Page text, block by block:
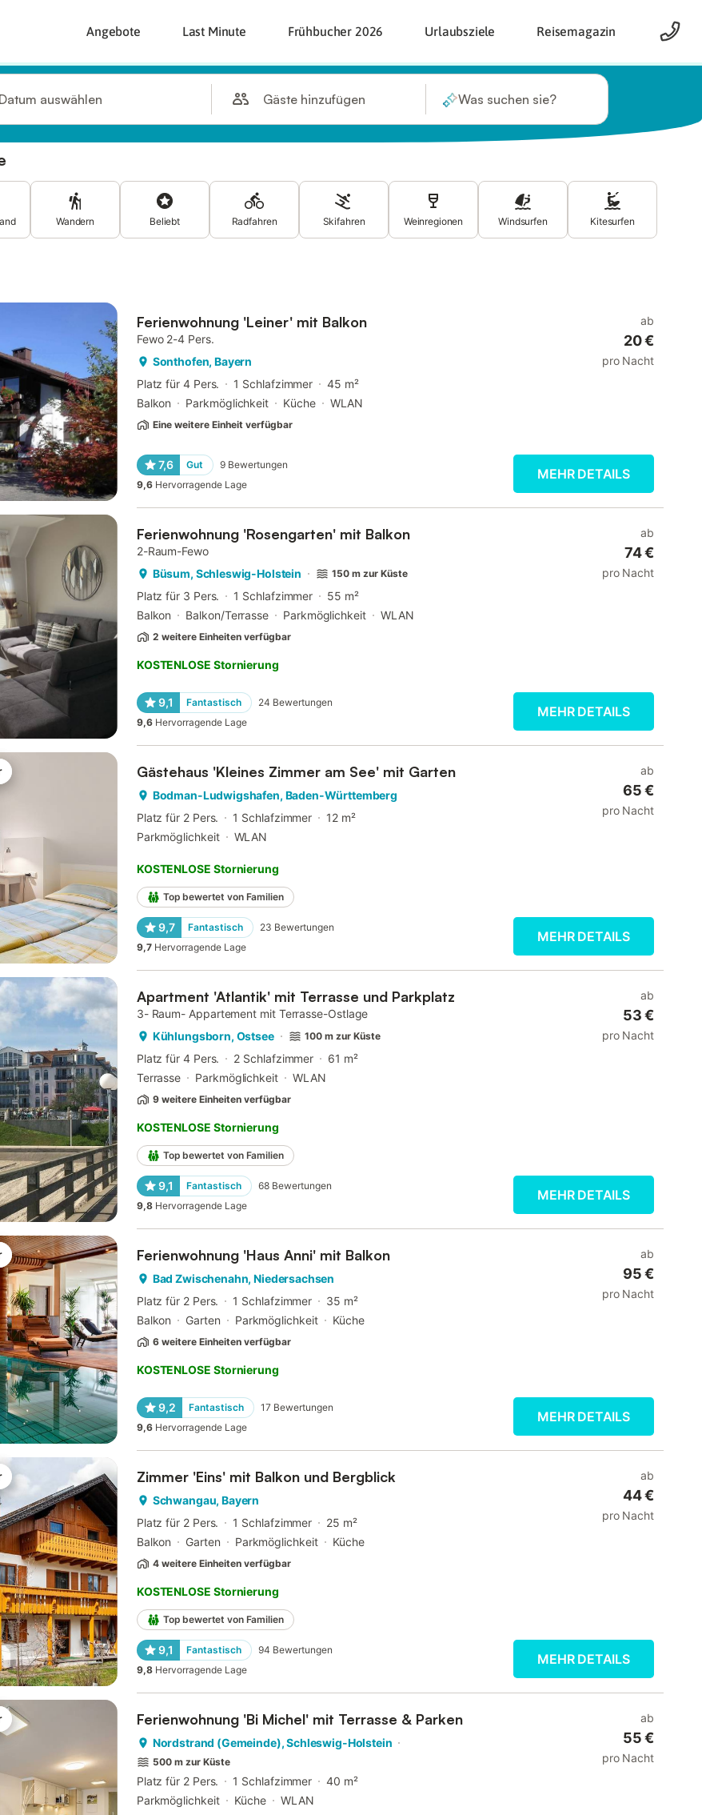
Angebote Last Minute Frühbucher 2026 Urlaubsziele Reisemagazin
Datum auswählen Gäste hinzufügen Was suchen sie?
Wandern Beliebt Radfahren Skifahren Weinregionen Windsurfen Kitesurfen
Ferienwohnung 'Leiner' mit Balkon
Fewo 2-4 Pers.
Sonthofen, Bayern
Platz für 4 Pers.
1 Schlafzimmer
45 m²
Balkon
Parkmöglichkeit Küche WLAN
Eine weitere Einheit verfügbar
7,6 Gut 9 Bewertungen
9,6 Hervorragende Lage
ab
20 €
pro Nacht
MEHR DETAILS
Ferienwohnung 'Rosengarten' mit Balkon
2-Raum-Fewo
Büsum, Schleswig-Holstein
150 m zur Küste
Platz für 3 Pers. 1 Schlafzimmer
55 m²
Balkon
Balkon/Terrasse Parkmöglichkeit WLAN
2 weitere Einheiten verfügbar
KOSTENLOSE Stornierung
9,1 Fantastisch 24 Bewertungen
9,6 Hervorragende Lage
ab
74 €
pro Nacht
MEHR DETAILS
Gästehaus 'Kleines Zimmer am See' mit Garten
Bodman-Ludwigshafen, Baden-Württemberg
Platz für 2 Pers.
1 Schlafzimmer
12 m²
Parkmöglichkeit
WLAN
KOSTENLOSE Stornierung
Top bewertet von Familien
9,7 Fantastisch 23 Bewertungen
9,7 Hervorragende Lage
ab
65 €
pro Nacht
MEHR DETAILS
Apartment 'Atlantik' mit Terrasse und Parkplatz
3- Raum- Appartement mit Terrasse-Ostlage
Kühlungsborn, Ostsee
100 m zur Küste
Platz für 4 Pers. 2 Schlafzimmer
61 m²
Terrasse
Parkmöglichkeit WLAN
9 weitere Einheiten verfügbar
KOSTENLOSE Stornierung
Top bewertet von Familien
9,1 Fantastisch 68 Bewertungen
9,8 Hervorragende Lage
ab
53 €
pro Nacht
MEHR DETAILS
Ferienwohnung 'Haus Anni' mit Balkon
Bad Zwischenahn, Niedersachsen
Platz für 2 Pers.
1 Schlafzimmer
35 m²
Balkon
Garten Parkmöglichkeit Küche
6 weitere Einheiten verfügbar
KOSTENLOSE Stornierung
9,2 Fantastisch 17 Bewertungen
9,6 Hervorragende Lage
ab
95 €
pro Nacht
MEHR DETAILS
Zimmer 'Eins' mit Balkon und Bergblick
Schwangau, Bayern
Platz für 2 Pers.
1 Schlafzimmer
25 m²
Balkon
Garten Parkmöglichkeit Küche
4 weitere Einheiten verfügbar
KOSTENLOSE Stornierung
Top bewertet von Familien
9,1 Fantastisch 94 Bewertungen
9,8 Hervorragende Lage
ab
44 €
pro Nacht
MEHR DETAILS
Ferienwohnung 'Bi Michel' mit Terrasse & Parken
Nordstrand (Gemeinde), Schleswig-Holstein
500 m zur Küste
Platz für 2 Pers. 1 Schlafzimmer
40 m²
Parkmöglichkeit
Küche WLAN
ab
55 €
pro Nacht